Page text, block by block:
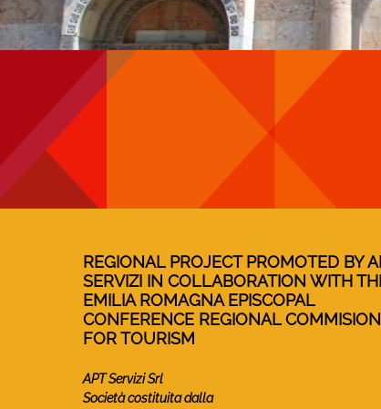
REGIONAL PROJECT PROMOTED BY
SERVIZI IN COLLABORATION WITH
EMILIA ROMAGNA EPISCOPAL
CONFERENCE REGIONAL COMMISION
FOR TOURISM
APT Servizi Srl
Società costituita dalla